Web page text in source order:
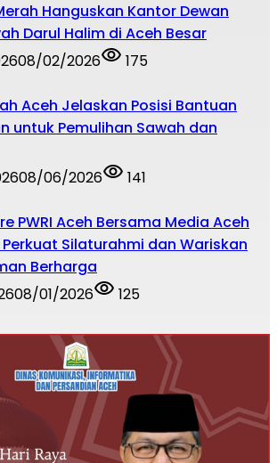
Hanguskan Kantor Dewan
Darul Halim di Aceh Besar
08/02/2026
175
Aceh Jelaskan Posisi Bantuan
untuk Pemulihan Sawah dan
08/06/2026
141
PWRI Aceh Bersama Media Aceh
Silaturahmi dan Wariskan
Berharga
08/01/2026 125